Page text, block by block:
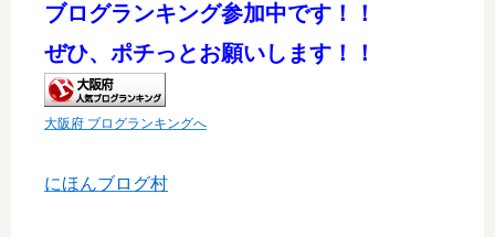
ブログランキング参加中です！！
ぜひ、ポチっとお願いします！
！
大阪府 ブログランキングへ
にほんブログ村